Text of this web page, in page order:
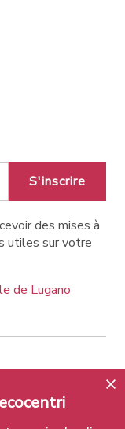
S'inscrire
des mises à
utiles sur votre
de Lugano
Distinctions